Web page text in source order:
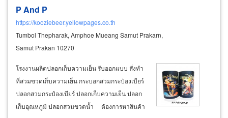
P And P
https://kooziebeer.yellowpages.co.th
Tumbol Thepharak, Amphoe Mueang Samut Prakarn,
Samut Prakan 10270
โรงงานผลิตปลอกเก็บความเย็น รับออกแบบ สั่งทำ
ที่สวมขวดเก็บความเย็น กระบอกสวมกระป๋องเบียร์
ปลอกสวมกระป๋องเบียร์ ปลอกเก็บความเย็น ปลอก
เก็บอุณหภูมิ ปลอกสวมขวดน้ำ ต้องการหาสินค้า